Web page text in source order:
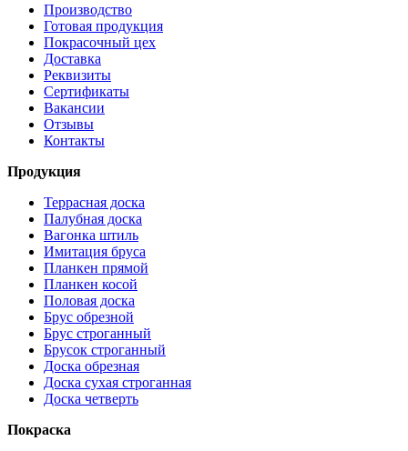
Производство
Готовая продукция
Покрасочный цех
Доставка
Реквизиты
Сертификаты
Вакансии
Отзывы
Контакты
Продукция
Террасная доска
Палубная доска
Вагонка штиль
Имитация бруса
Планкен прямой
Планкен косой
Половая доска
Брус обрезной
Брус строганный
Брусок строганный
Доска обрезная
Доска сухая строганная
Доска четверть
Покраска